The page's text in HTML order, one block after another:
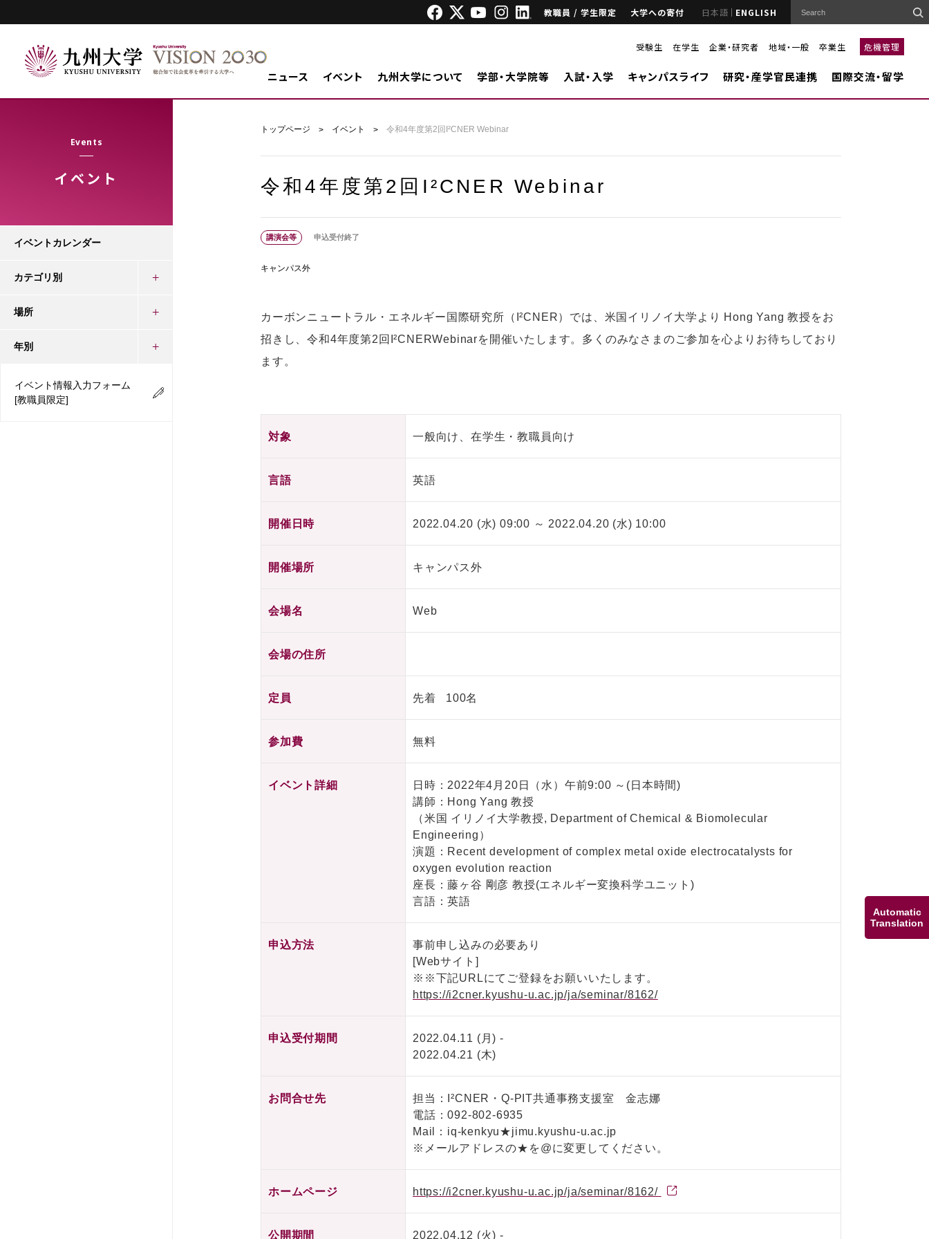
Automatic
Translation
教職員 / 学生限定 大学への寄付 日本語 ENGLISH
受験生 在学生 企業・研究者 地域・一般 卒業生 危機管理
ニュース イベント 九州大学について 学部・大学院等 入試・入学 キャンパスライフ 研究・産学官民連携 国際交流・留学
Events
イベント
トップページ イベント 令和4年度第2回I²CNER Webinar
令和4年度第2回I²CNER Webinar
講演会等 申込受付終了
キャンパス外
カーボンニュートラル・エネルギー国際研究所（I²CNER）では、米国イリノイ大学より Hong Yang 教授をお
招きし、令和4年度第2回I²CNERWebinarを開催いたします。多くのみなさまのご参加を心よりお待ちしており
ます。
対象 一般向け、在学生・教職員向け
言語 英語
開催日時 2022.04.20 (水) 09:00 ～ 2022.04.20 (水) 10:00
開催場所 キャンパス外
会場名 Web
会場の住所
定員 先着 100名
参加費 無料
イベント詳細
日時：2022年4月20日（水）午前9:00 ～(日本時間)
講師：Hong Yang 教授
（米国 イリノイ大学教授, Department of Chemical & Biomolecular
Engineering）
演題：Recent development of complex metal oxide electrocatalysts for
oxygen evolution reaction
座長：藤ヶ谷 剛彦 教授(エネルギー変換科学ユニット)
言語：英語
申込方法
事前申し込みの必要あり
[Webサイト]
※※下記URLにてご登録をお願いいたします。
https://i2cner.kyushu-u.ac.jp/ja/seminar/8162/
申込受付期間
2022.04.11 (月) -
2022.04.21 (木)
お問合せ先
担当：I²CNER・Q-PIT共通事務支援室 金志娜
電話：092-802-6935
Mail：iq-kenkyu★jimu.kyushu-u.ac.jp
※メールアドレスの★を@に変更してください。
ホームページ https://i2cner.kyushu-u.ac.jp/ja/seminar/8162/
公開期間 2022.04.12 (火) -
イベントカレンダー
カテゴリ別
場所
年別
イベント情報入力フォーム
[教職員限定]